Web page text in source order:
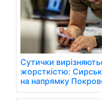
Сутички
жорсткістю:
на напрямку